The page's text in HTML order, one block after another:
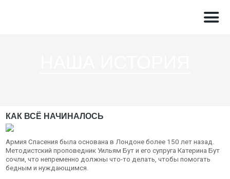
КАК ВСЁ НАЧИНАЛОСЬ
Армия Спасения была основана в Лондоне более 150 лет назад.
Методистский проповедник Уильям Бут и его супруга Катерина Бут
сочли, что непременно должны что-то делать, чтобы помогать
бедным и нуждающимся.